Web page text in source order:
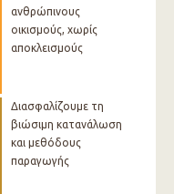
ανθρώπινους
οικισμούς, χωρίς
αποκλεισμούς
Διασφαλίζουμε τη
βιώσιμη κατανάλωση
και μεθόδους
παραγωγής